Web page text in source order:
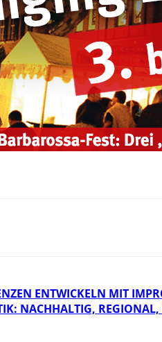
ENTWICKELN MIT
NACHHALTIG,